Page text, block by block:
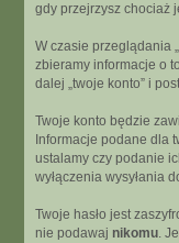
gdy przejrzysz chociaż
W czasie przeglądania
zbieramy informacje o
dalej „twoje konto” i
Twoje konto będzie
Informacje podane dla
ustalamy czy podanie
wyłączenia wysyłania
Twoje hasło jest
nie podawaj nikomu.